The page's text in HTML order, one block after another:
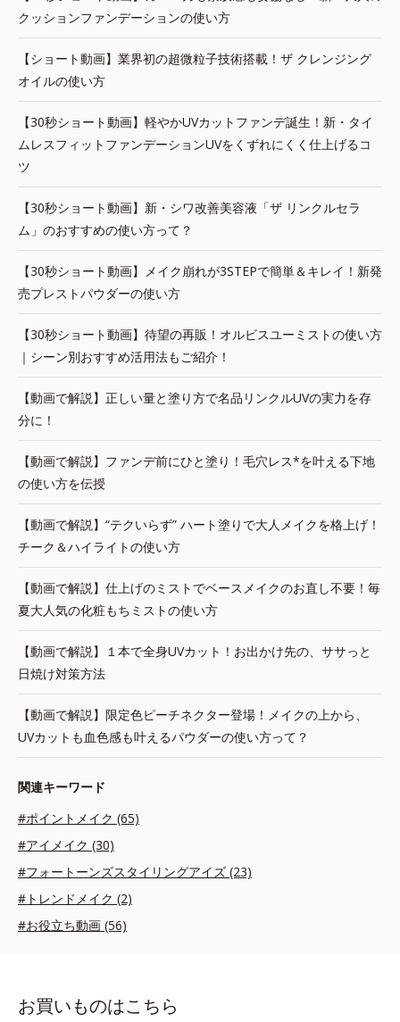
クッションファンデーションの使い方
【ショート動画】業界初の超微粒子技術搭載！ザ クレンジング
オイルの使い方
【30秒ショート動画】軽やかUVカットファンデ誕生！新・タイ
ムレスフィットファンデーションUVをくずれにくく仕上げるコ
ツ
【30秒ショート動画】新・シワ改善美容液「ザ リンクルセラ
ム」のおすすめの使い方って？
【30秒ショート動画】メイク崩れが3STEPで簡単＆キレイ！新発
売プレストパウダーの使い方
【30秒ショート動画】待望の再販！オルビスユーミストの使い方
｜シーン別おすすめ活用法もご紹介！
【動画で解説】正しい量と塗り方で名品リンクルUVの実力を存
分に！
【動画で解説】ファンデ前にひと塗り！毛穴レス*を叶える下地
の使い方を伝授
【動画で解説】“テクいらず” ハート塗りで大人メイクを格上げ！
チーク＆ハイライトの使い方
【動画で解説】仕上げのミストでベースメイクのお直し不要！毎
夏大人気の化粧もちミストの使い方
【動画で解説】１本で全身UVカット！お出かけ先の、ササっと
日焼け対策方法
【動画で解説】限定色ピーチネクター登場！メイクの上から、
UVカットも血色感も叶えるパウダーの使い方って？
関連キーワード
#ポイントメイク (65)
#アイメイク (30)
#フォートーンズスタイリングアイズ (23)
#トレンドメイク (2)
#お役立ち動画 (56)
お買いものはこちら